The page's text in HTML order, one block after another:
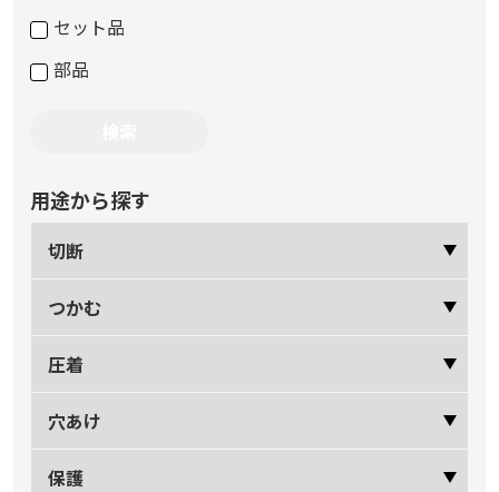
セット品
部品
用途から探す
切断
つかむ
圧着
穴あけ
保護